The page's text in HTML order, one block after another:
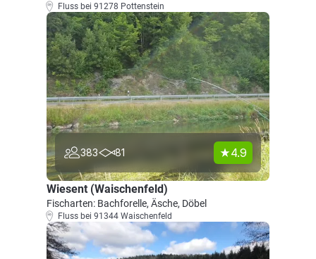
Fluss bei 91278 Pottenstein
383 81 4.9
Wiesent (Waischenfeld)
Fischarten: Bachforelle, Äsche, Döbel
Fluss bei 91344 Waischenfeld